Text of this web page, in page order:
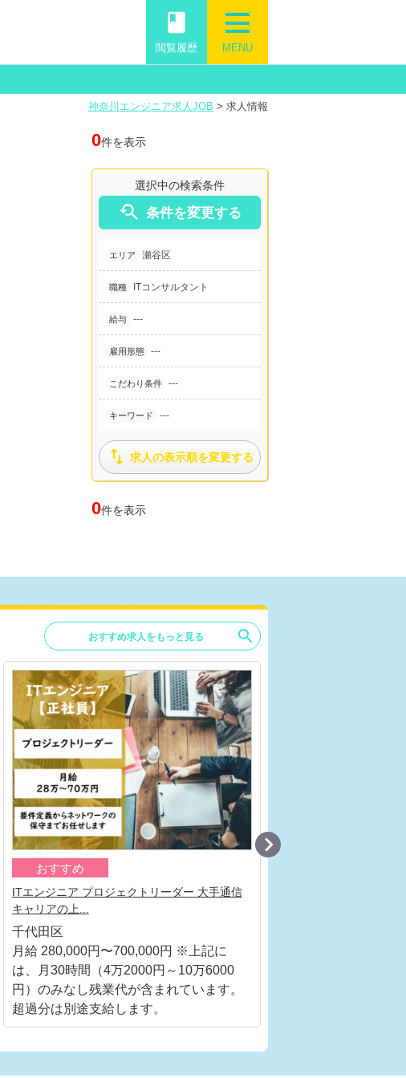
MENU
book
閲覧履歴
神奈川エンジニア求人JOB > 求人情報
0件を表示
選択中の検索条件
 条件を変更する
エリア 瀬谷区
職種 ITコンサルタント
給与 ---
雇用形態 ---
こだわり条件 ---
キーワード ---
 求人の表示順を変更する
0件を表示
おすすめ求人をもっと見る search
おすすめ
ITエンジニア プロジェクトリーダー 大手通信
キャリアの上...
千代田区
月給 280,000円〜700,000円 ※上記に
は、月30時間（4万2000円～10万6000
円）のみなし残業代が含まれています。
超過分は別途支給します。
